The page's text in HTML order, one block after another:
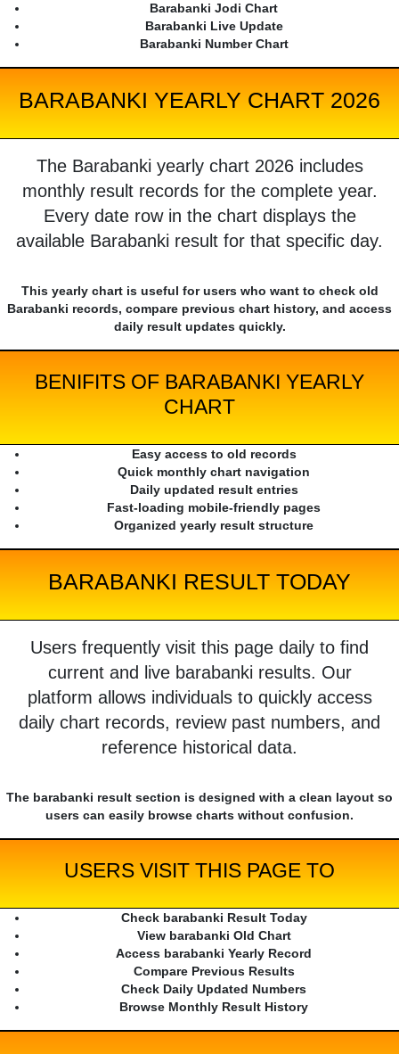
Barabanki Jodi Chart
Barabanki Live Update
Barabanki Number Chart
BARABANKI YEARLY CHART 2026
The Barabanki yearly chart 2026 includes
monthly result records for the complete year.
Every date row in the chart displays the
available Barabanki result for that specific day.
This yearly chart is useful for users who want to check old
Barabanki records, compare previous chart history, and access
daily result updates quickly.
BENIFITS OF BARABANKI YEARLY
CHART
Easy access to old records
Quick monthly chart navigation
Daily updated result entries
Fast-loading mobile-friendly pages
Organized yearly result structure
BARABANKI RESULT TODAY
Users frequently visit this page daily to find
current and live barabanki results. Our
platform allows individuals to quickly access
daily chart records, review past numbers, and
reference historical data.
The barabanki result section is designed with a clean layout so
users can easily browse charts without confusion.
USERS VISIT THIS PAGE TO
Check barabanki Result Today
View barabanki Old Chart
Access barabanki Yearly Record
Compare Previous Results
Check Daily Updated Numbers
Browse Monthly Result History